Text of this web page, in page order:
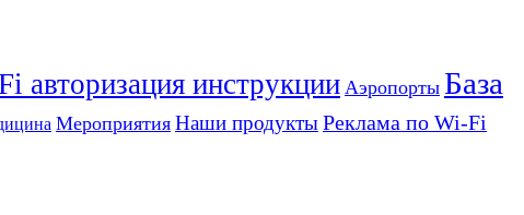
авторизация инструкции Аэропорты База
Мероприятия Наши продуктыРеклама по Wi-Fi